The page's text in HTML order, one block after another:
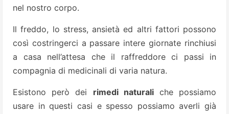
nel nostro corpo.
Il freddo, lo stress, ansietà ed altri fattori possono
così costringerci a passare intere giornate rinchiusi
a casa nell’attesa che il raffreddore ci passi in
compagnia di medicinali di varia natura.
Esistono però dei rimedi naturaliche possiamo
usare in questi casi e spesso possiamo averli già